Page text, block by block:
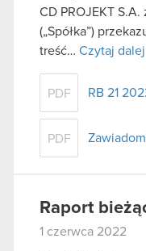
CD PROJEKT
(„Spółka”)
treść… Czytaj dalej
PDF RB 21
PDF
Raport
1 czerwca 2022